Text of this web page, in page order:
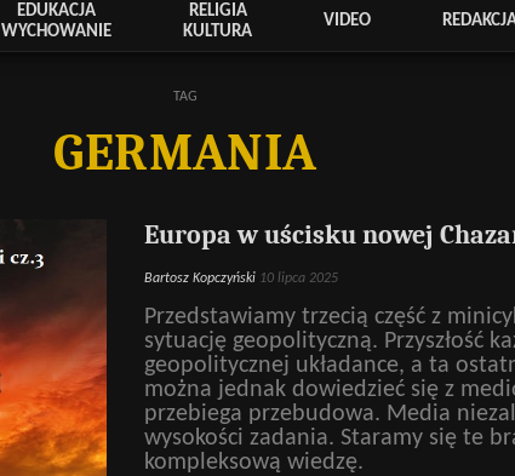
EDUKACJA
WYCHOWANIE
RELIGIA
KULTURA
VIDEO
TAG
GERMANIA
Europa w uścisku nowej
Bartosz Kopczyński 10 lipca 2025
Przedstawiamy trzecią część z
sytuację geopolityczną. Przyszłość
geopolitycznej układance, a ta
można jednak dowiedzieć się z
przebiega przebudowa. Media
wysokości zadania. Staramy się te
kompleksową wiedzę.